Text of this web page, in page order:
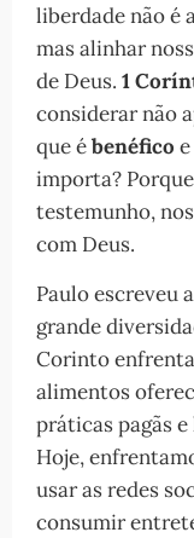
liberdade não é
mas alinhar
de Deus. 1
considerar não
que ébenéfico e
importa?
testemunho,
com Deus.
Paulo escreveu
grande
Corinto
alimentos
práticas pagãs
Hoje,
usar as redes
consumir